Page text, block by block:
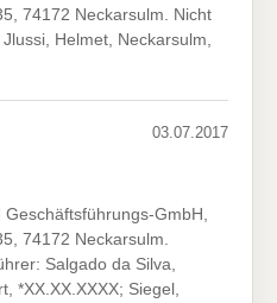
74172 Neckarsulm. Nicht
Helmet, Neckarsulm,
03.07.2017
GmbH,
74172 Neckarsulm.
Salgado da Silva,
*XX.XX.XXXX; Siegel,